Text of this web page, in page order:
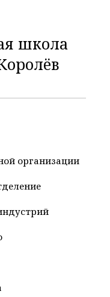
школа
организации